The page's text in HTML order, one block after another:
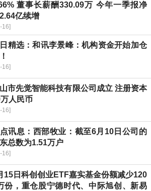
董事长薪酬330.09万 今年一季报净
亿续增
16]
精选：和讯李景峰：机构资金开始加仓
16]
市先觉智能科技有限公司成立 注册资本
人民币
16]
讯息：西部牧业：截至6月10日公司的
总数为1.51万户
16]
15日科创创业ETF嘉实基金份额减少120
份，重仓股宁德时代、中际旭创、新易